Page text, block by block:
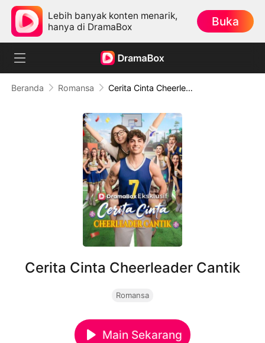
Lebih banyak konten menarik,
hanya di DramaBox
Buka
Beranda Romansa Cerita Cinta Cheerleader Cantik
Cerita Cinta Cheerleader Cantik
Romansa
Main Sekarang